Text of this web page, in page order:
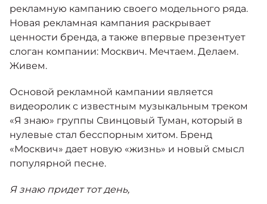
Москвич 6
Яркий динамичный седан
от 2 237 000 ₽*
Москвич 3 с ручным
управлением (РУ)
Кроссовер, создающий равные
возможности
от 2 069 000 ₽*
Практичный семиместный
кроссовер
Кредитные программы
Калькулятор трейд-ин
Страховые программы
Моторное масло
АКСЕССУАРЫ
КОНТАКТЫ
рекламную кампанию своего модельного ряда.
Новая рекламная кампания раскрывает
ценности бренда, а также впервые презентует
слоган компании: Москвич. Мечтаем. Делаем.
Живем.
Основой рекламной кампании является
видеоролик с известным музыкальным треком
«Я знаю» группы Свинцовый Туман, который в
нулевые стал бесспорным хитом. Бренд
«Москвич» дает новую «жизнь» и новый смысл
популярной песне.
Я знаю придет тот день,